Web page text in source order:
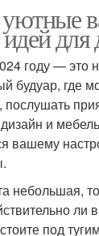
для
году — это
будуар, где
послушать
и
вашему
небольшая, то
ли
под